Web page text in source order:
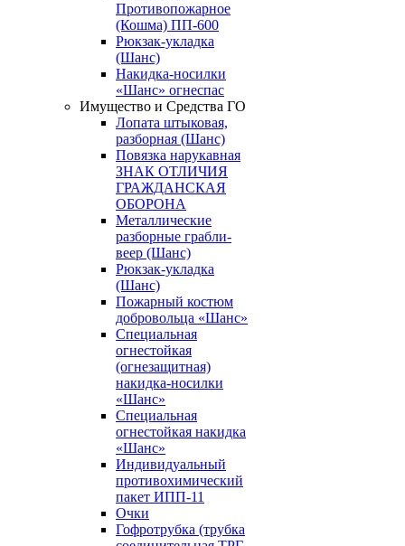
Противопожарное
(Кошма) ПП-600
Рюкзак-укладка
(Шанс)
Накидка-носилки
«Шанс» огнеспас
Имущество и Средства ГО
Лопата штыковая,
разборная (Шанс)
Повязка нарукавная
ЗНАК ОТЛИЧИЯ
ГРАЖДАНСКАЯ
ОБОРОНА
Металлические
разборные грабли-
веер (Шанс)
Рюкзак-укладка
(Шанс)
Пожарный костюм
добровольца «Шанс»
Специальная
огнестойкая
(огнезащитная)
накидка-носилки
«Шанс»
Специальная
огнестойкая накидка
«Шанс»
Индивидуальный
противохимический
пакет ИПП-11
Очки
Гофротрубка (трубка